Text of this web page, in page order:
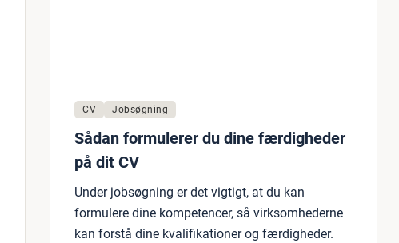
CV Jobsøgning
Sådan formulerer du dine færdigheder
på dit CV
Under jobsøgning er det vigtigt, at du kan
formulere dine kompetencer, så virksomhederne
kan forstå dine kvalifikationer og færdigheder.